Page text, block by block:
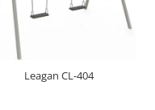
Leagan CL-404